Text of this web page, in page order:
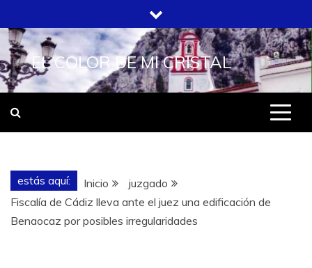
al
contenido
EL COLOR DE MI CRISTAL
estás aquí: Inicio
juzgado
Fiscalía de Cádiz lleva ante el juez una edificación de
Benaocaz por posibles irregularidades